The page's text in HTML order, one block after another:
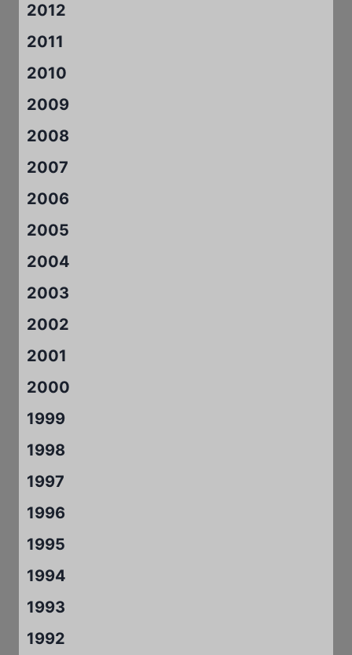
2012
2011
2010
2009
2008
2007
2006
2005
2004
2003
2002
2001
2000
1999
1998
1997
1996
1995
1994
1993
1992